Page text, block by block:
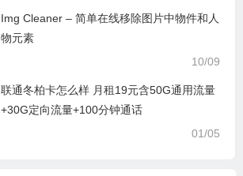
Img Cleaner – 简单在线移除图片中物件和人
物元素
10/09
联通冬柏卡怎么样 月租19元含50G通用流量
+30G定向流量+100分钟通话
01/05